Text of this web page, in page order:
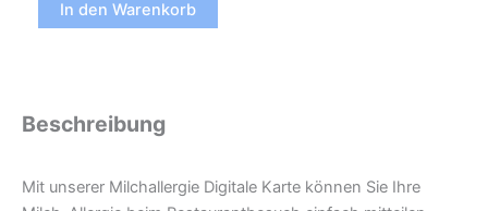
In den Warenkorb
Beschreibung
Mit unserer Milchallergie Digitale Karte können Sie Ihre